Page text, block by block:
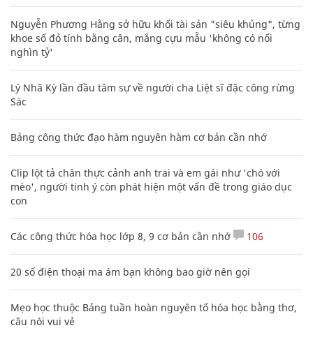
Nguyễn Phương Hằng sở hữu khối tài sản "siêu khủng", từng
khoe sổ đỏ tính bằng cân, mắng cựu mẫu 'không có nổi
nghìn tỷ'
Lý Nhã Kỳ lần đầu tâm sự về người cha Liệt sĩ đặc công rừng
Sác
Bảng công thức đạo hàm nguyên hàm cơ bản cần nhớ
Clip lột tả chân thực cảnh anh trai và em gái như 'chó với
mèo', người tinh ý còn phát hiện một vấn đề trong giáo dục
con
Các công thức hóa học lớp 8, 9 cơ bản cần nhớ 106
20 số điện thoại ma ám bạn không bao giờ nên gọi
Mẹo học thuộc Bảng tuần hoàn nguyên tố hóa học bằng thơ,
câu nói vui vẻ